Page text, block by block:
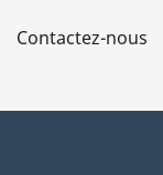
a
Contactez-nous